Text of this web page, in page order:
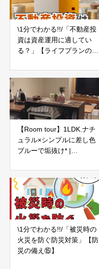
\1分でわかる!!/「不動産投
資は資産運用に適してい
る？」【ライフプランの見
【Room tour】1LDK.ナチ
ュラル×シンプルに差し色
ブルーで垢抜け* |
\1分でわかる!!/「被災時の
火災を防ぐ防災対策」【防
災の備え⑮】